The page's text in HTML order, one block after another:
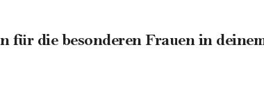
für die besonderen Frauen in